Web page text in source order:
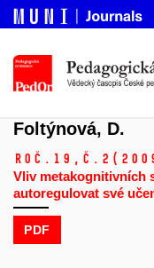
Foltýnová, D.
Roč.19, č.2
Vliv metakognitivních
autoregulovat své
PDF